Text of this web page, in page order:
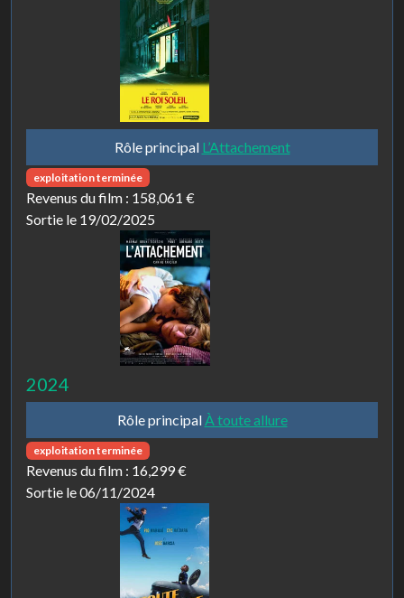
Rôle principal L’Attachement
exploitation terminée
Revenus du film : 158,061 €
Sortie le 19/02/2025
2024
Rôle principalÀ toute allure
exploitation terminée
Revenus du film : 16,299 €
Sortie le 06/11/2024